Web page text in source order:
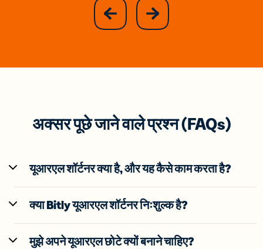
previous
slide
next
slide
अक्सर पूछे जाने वाले प्रश्न (FAQs)
यूआरएल शॉर्टनर क्या है, और यह कैसे काम करता है?
क्या Bitly यूआरएल शॉर्टनर निःशुल्क है?
मुझे अपने यूआरएल छोटे क्यों बनाने चाहिए?